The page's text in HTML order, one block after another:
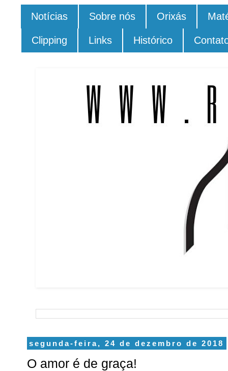
Notícias Sobre nós Orixás
Clipping Links Histórico
segunda-feira, 24 de dezembro de 2018
O amor é de graça!